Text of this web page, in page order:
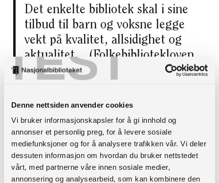
TEST
Denne nettsiden anvender cookies
Vi bruker informasjonskapsler for å gi innhold og
annonser et personlig preg, for å levere sosiale
mediefunksjoner og for å analysere trafikken vår. Vi deler
dessuten informasjon om hvordan du bruker nettstedet
vårt, med partnerne våre innen sosiale medier,
annonsering og analysearbeid, som kan kombinere den
Det enkelte bibliotek skal i sine
tilbud til barn og voksne legge
vekt på kvalitet, allsidighet og
aktualitet. (Folkebibliotekloven,
2013, § 1)
Vinteren 2023/24 gjennomførte
fylkesbibliotekene en større spørreundersøkelse i
samtlige norske folkebibliotek. Hensikten var å se
nærmere på hvordan bemanningsnivået påvirket